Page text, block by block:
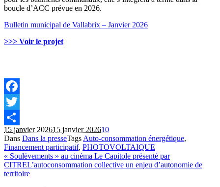
boucle d’ACC prévue en 2026.
Bulletin municipal de Vallabrix – Janvier 2026
>>> Voir le projet
Facebook
Twitter
Partager
15 janvier 202615 janvier 202610
Dans Dans la presseTagsAuto-consommation énergétique,
Financement participatif, PHOTOVOLTAIQUE
« Soulèvements » au cinéma Le Capitole présenté par
CITREL’autoconsommation collective un enjeu d’autonomie de
territoire